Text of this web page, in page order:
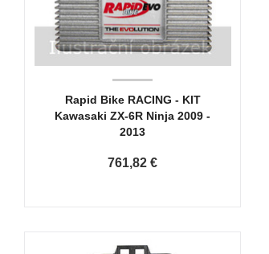
Rapid Bike RACING - KIT
Kawasaki ZX-6R Ninja 2009 -
2013
761,82 €